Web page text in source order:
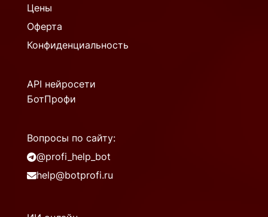
Цены
Оферта
Конфиденциальность
API нейросети
БотПрофи
Вопросы по сайту:
@profi_help_bot
help@botprofi.ru